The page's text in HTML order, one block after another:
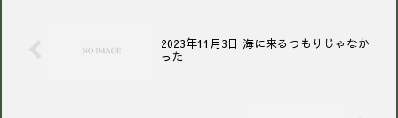
2023年11月3日 海に来るつもりじゃなか
った